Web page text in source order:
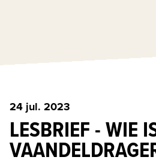
24 jul. 2023
LESBRIEF - WIE